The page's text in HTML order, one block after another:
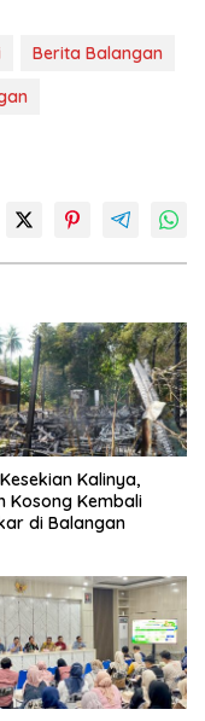
Berita Balangan
Kalinya,
Kosong Kembali
di Balangan